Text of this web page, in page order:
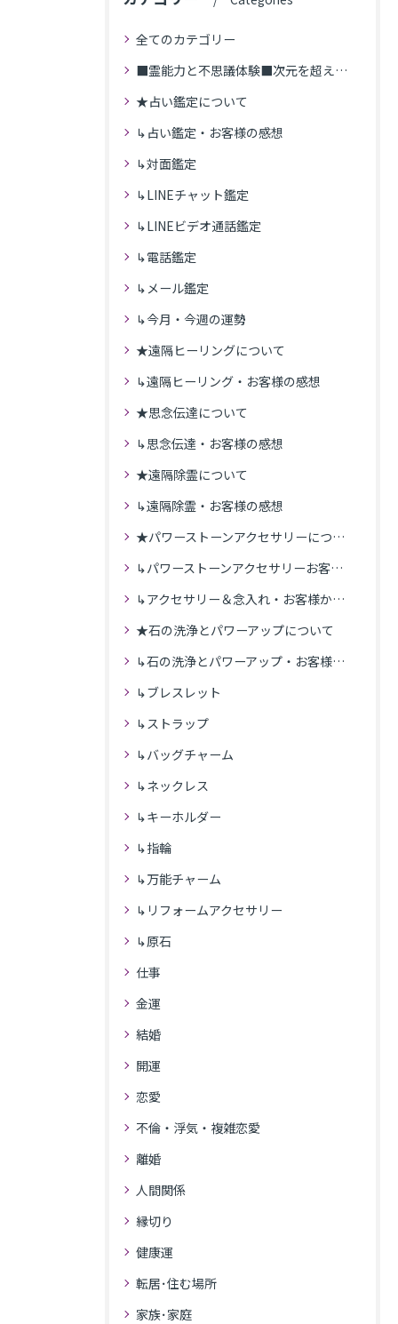
全てのカテゴリー
■霊能力と不思議体験■次元を超えた体験
★占い鑑定について
↳占い鑑定・お客様の感想
↳対面鑑定
↳LINEチャット鑑定
↳LINEビデオ通話鑑定
↳電話鑑定
↳メール鑑定
↳今月・今週の運勢
★遠隔ヒーリングについて
↳遠隔ヒーリング・お客様の感想
★思念伝達について
↳思念伝達・お客様の感想
★遠隔除霊について
↳遠隔除霊・お客様の感想
★パワーストーンアクセサリーについて
↳パワーストーンアクセサリーお客様の発送商品一覧
↳アクセサリー＆念入れ・お客様からの感想
★石の洗浄とパワーアップについて
↳石の洗浄とパワーアップ・お客様の感想
↳ブレスレット
↳ストラップ
↳バッグチャーム
↳ネックレス
↳キーホルダー
↳指輪
↳万能チャーム
↳リフォームアクセサリー
↳原石
仕事
金運
結婚
開運
恋愛
不倫・浮気・複雑恋愛
離婚
人間関係
縁切り
健康運
転居･住む場所
家族･家庭